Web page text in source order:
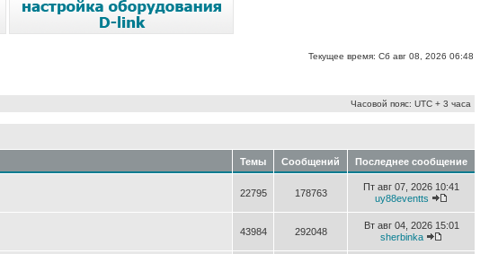
Текущее время: Сб авг 08, 2026 06:48
Часовой пояс: UTC + 3 часа
Темы Сообщений Последнее сообщение
22795 178763
Пт авг 07, 2026 10:41
uy88eventts
43984 292048
Вт авг 04, 2026 15:01
sherbinka